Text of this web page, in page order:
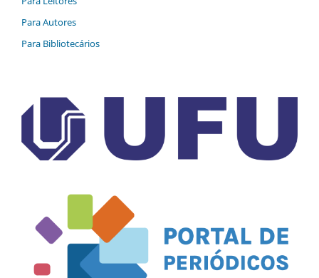
Para Autores
Para Bibliotecários